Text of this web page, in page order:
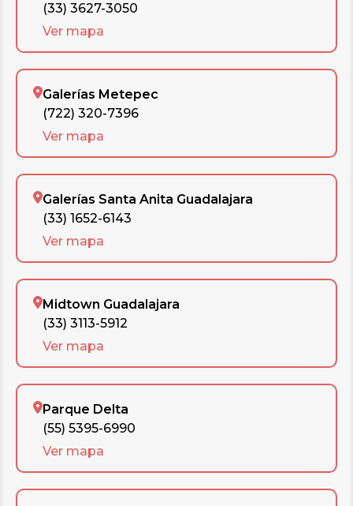
(33) 3627-3050
Ver mapa
Galerías Metepec
(722) 320-7396
Ver mapa
Galerías Santa Anita Guadalajara
(33) 1652-6143
Ver mapa
Midtown Guadalajara
(33) 3113-5912
Ver mapa
Parque Delta
(55) 5395-6990
Ver mapa